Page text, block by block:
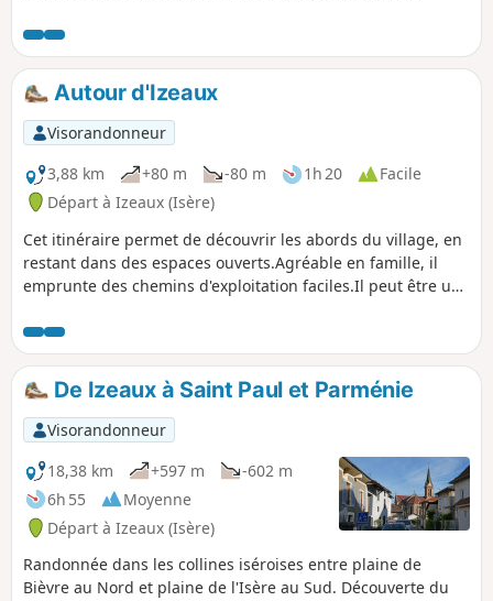
quelques points remarquables du village d'Izeaux.
Autour d'Izeaux
Visorandonneur
3,88 km
+80 m -80 m 1h 20
Facile
Départ à Izeaux (Isère)
Cet itinéraire permet de découvrir les abords du village, en
restant dans des espaces ouverts.Agréable en famille, il
emprunte des chemins d'exploitation faciles.Il peut être un
après le départ, la descente vers le quartier Les Granges
donnent une belle vue sur les toits dauphinois qui
chapeautent les anciennes bâtisses du quartier.
De Izeaux à Saint Paul et Parménie
Visorandonneur
18,38 km
+597 m
-602 m
6h 55
Moyenne
Départ à Izeaux (Isère)
Randonnée dans les collines iséroises entre plaine de
Bièvre au Nord et plaine de l'Isère au Sud. Découverte du